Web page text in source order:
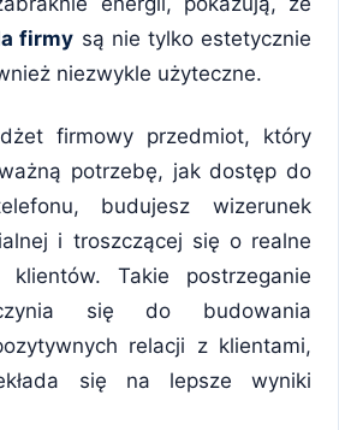
firmy są nie tylko estetycznie
niezwykle użyteczne.
firmowy przedmiot, który
potrzebę, jak dostęp do
budujesz wizerunek
i troszczącej się o realne
Takie postrzeganie
się do budowania
relacji z klientami,
się na lepsze wyniki